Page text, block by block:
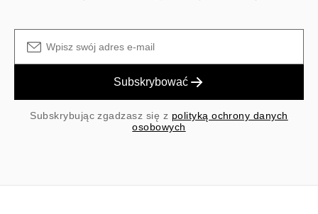
Subskrybować
Subskrybując zgadzasz się z polityką ochrony danych
osobowych